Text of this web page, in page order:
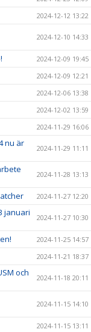
2024-12-12 13:22
2024-12-10 14:33
2024-12-09 19:45
2024-12-09 12:21
2024-12-06 13:38
2024-12-02 13:59
2024-11-29 16:06
nu är
2024-11-29 11:11
2024-11-28 13:13
2024-11-27 12:20
januari
2024-11-27 10:30
2024-11-25 14:57
2024-11-21 18:37
och
2024-11-18 20:11
2024-11-15 14:10
2024-11-15 13:11